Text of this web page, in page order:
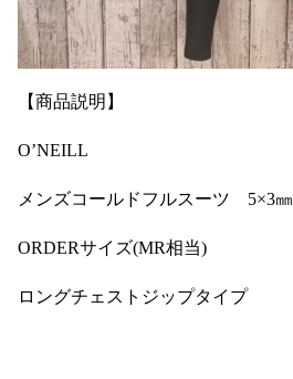
【商品説明】
O’NEILL
メンズコールドフルスーツ 5×3㎜
ORDERサイズ(MR相当)
ロングチェストジップタイプ